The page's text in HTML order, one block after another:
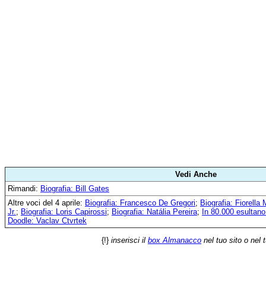
Vedi Anche
Rimandi: Biografia: Bill Gates
Altre voci del 4 aprile: Biografia: Francesco De Gregori; Biografia: Fiorella
Jr.; Biografia: Loris Capirossi; Biografia: Natália Pereira; In 80.000
Doodle: Vaclav Ctvrtek
{!} inserisci il box Almanacco nel tuo sito o nel